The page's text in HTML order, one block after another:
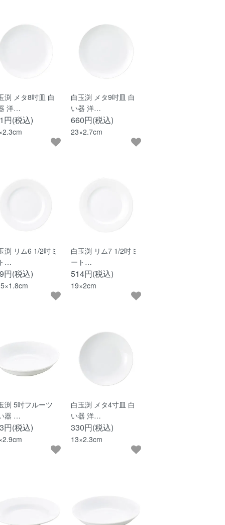
渕 メタ8吋皿 白
洋…
円(税込)
白玉渕 メタ9吋皿 白
い器 洋…
660円(税込)
23×2.7cm
渕 リム6 1/2吋ミ
…
円(税込)
白玉渕 リム7 1/2吋ミ
ート…
514円(税込)
19×2cm
渕 5吋フルーツ
器 …
円(税込)
白玉渕 メタ4寸皿 白
い器 洋…
330円(税込)
13×2.3cm